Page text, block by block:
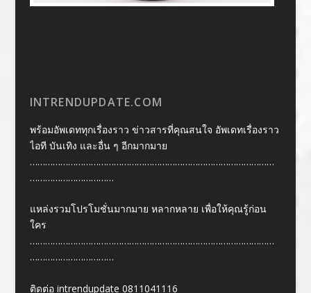
INTRENDUPDATE.COM
พร้อมอัพเดททุกเรื่องราว ข่าวสารที่คุณสนใจ อัพเดทเรื่องราว
ไอที บันเทิง และอื่น ๆ อีกมากมาย
……………………………………………………………………………………
……………………………
แหล่งรวมโปรโมชั่นมากมาย หลากหลาย เพื่อให้คุณรู้ก่อน
ใคร
……………………………………………………………………………………
……………………………
ติดต่อ intrendupdate 0811041116